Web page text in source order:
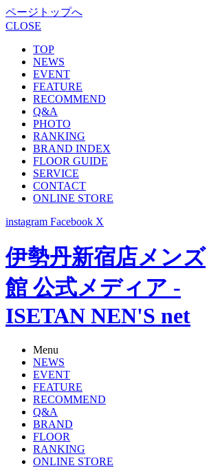
ページトップへ
CLOSE
TOP
NEWS
EVENT
FEATURE
RECOMMEND
Q&A
PHOTO
RANKING
BRAND INDEX
FLOOR GUIDE
SERVICE
CONTACT
ONLINE STORE
instagram Facebook X
伊勢丹新宿店メンズ
館 公式メディア -
ISETAN NEN'S net
Menu
NEWS
EVENT
FEATURE
RECOMMEND
Q&A
BRAND
FLOOR
RANKING
ONLINE STORE